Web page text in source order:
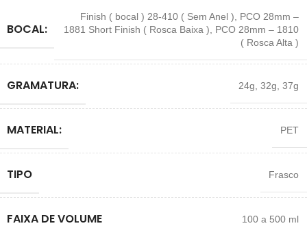
BOCAL:
Finish ( bocal ) 28-410 ( Sem Anel )
PCO 28mm –
1881 Short Finish ( Rosca Baixa )
PCO 28mm – 1810
( Rosca Alta )
GRAMATURA: 24g 32g 37g
MATERIAL: PET
TIPO Frasco
FAIXA DE VOLUME 100 a 500 ml